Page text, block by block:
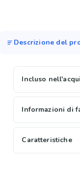
Descrizione del
Incluso
Informazioni di
Caratteristiche